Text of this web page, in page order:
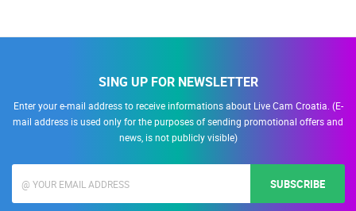
SING UP FOR NEWSLETTER
Enter your e-mail address to receive informations about Live Cam Croatia. (E-
mail address is used only for the purposes of sending promotional offers and
news, is not publicly visible)
SUBSCRIBE